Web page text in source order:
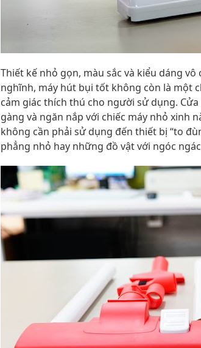
Thiết kế nhỏ gọn, màu sắc và kiểu dáng
nghĩnh, máy hút bụi tốt không còn là một
cảm giác thích thú cho người sử dụng.
gàng và ngăn nắp với chiếc máy nhỏ xinh
không cần phải sử dụng đến thiết bị “to
phẳng nhỏ hay những đồ vật với ngóc